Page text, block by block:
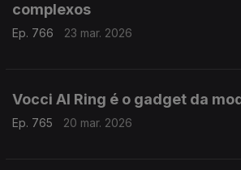
complexos
Ep. 766 23 mar. 2026
Vocci AI Ring é o gadget da
Ep. 765 20 mar. 2026